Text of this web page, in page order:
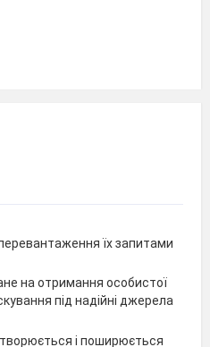
їх запитами
на отримання особистої
під надійні джерела
і поширюється